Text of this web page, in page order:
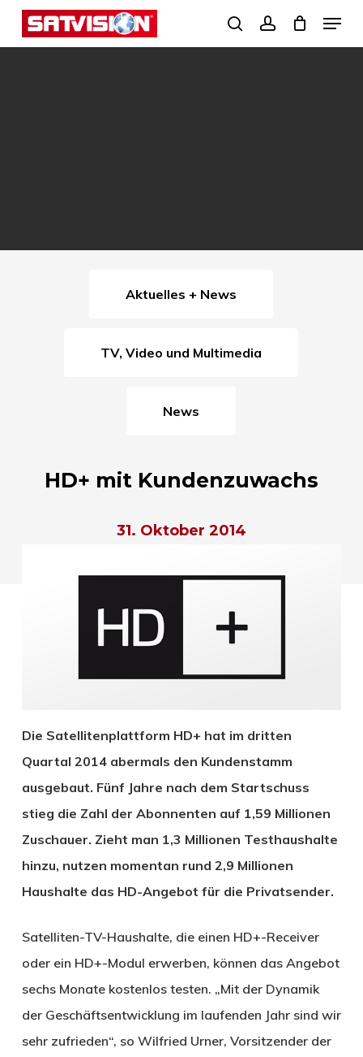
Skip
search
Menu
Aktuelles + News
TV, Video und Multimedia
News
HD+ mit Kundenzuwachs
31. Oktober 2014
Die Satellitenplattform HD+ hat im dritten
Quartal 2014 abermals den Kundenstamm
ausgebaut. Fünf Jahre nach dem Startschuss
stieg die Zahl der Abonnenten auf 1,59 Millionen
Zuschauer. Zieht man 1,3 Millionen Testhaushalte
hinzu, nutzen momentan rund 2,9 Millionen
Haushalte das HD-Angebot für die Privatsender.
Satelliten-TV-Haushalte, die einen HD+-Receiver
oder ein HD+-Modul erwerben, können das Angebot
sechs Monate kostenlos testen. „Mit der Dynamik
der Geschäftsentwicklung im laufenden Jahr sind wir
sehr zufrieden“, so Wilfried Urner, Vorsitzender der